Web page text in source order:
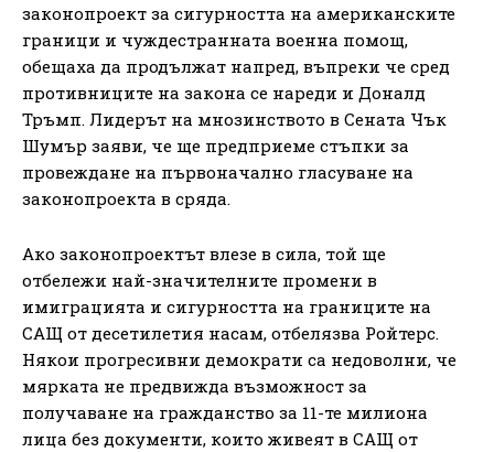
законопроект за сигурността на американските
граници и чуждестранната военна помощ,
обещаха да продължат напред, въпреки че сред
противниците на закона се нареди и Доналд
Тръмп. Лидерът на мнозинството в Сената Чък
Шумър заяви, че ще предприеме стъпки за
провеждане на първоначално гласуване на
законопроекта в сряда.
Ако законопроектът влезе в сила, той ще
отбележи най-значителните промени в
имиграцията и сигурността на границите на
САЩ от десетилетия насам, отбелязва Ройтерс.
Някои прогресивни демократи са недоволни, че
мярката не предвижда възможност за
получаване на гражданство за 11-те милиона
лица без документи, които живеят в САЩ от